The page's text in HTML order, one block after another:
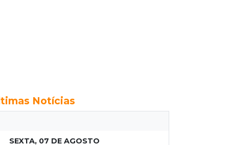
Notícias
SEXTA, 07 DE AGOSTO